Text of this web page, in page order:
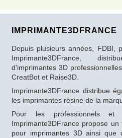
IMPRIMANTE3DFRANCE
Depuis plusieurs années, FDBI,
Imprimante3DFrance,
d’imprimantes 3D
CreatBot et Raise3D.
Imprimante3DFrance distribue
les imprimantes résine de la
Pour les professionnels et
Imprimante3DFrance propose
pour imprimantes 3D ainsi que